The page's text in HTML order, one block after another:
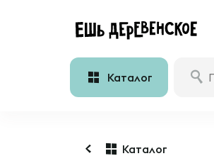
Каталог
Каталог